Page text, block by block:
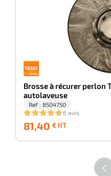
Brosse à récurer perlon
autolaveuse
Ref : 8504750
6 avis
81,40 € HT
HT